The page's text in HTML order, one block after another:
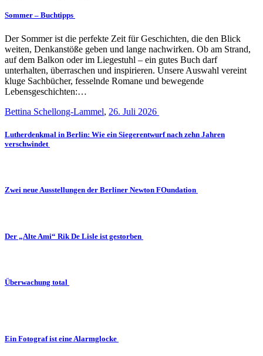
Sommer – Buchtipps
Der Sommer ist die perfekte Zeit für Geschichten, die den Blick
weiten, Denkanstöße geben und lange nachwirken. Ob am Strand,
auf dem Balkon oder im Liegestuhl – ein gutes Buch darf
unterhalten, überraschen und inspirieren. Unsere Auswahl vereint
kluge Sachbücher, fesselnde Romane und bewegende
Lebensgeschichten:…
Bettina Schellong-Lammel, 26. Juli 2026
Lutherdenkmal in Berlin: Wie ein Siegerentwurf nach zehn Jahren
verschwindet
Zwei neue Ausstellungen der Berliner Newton FOundation
Der „Alte Ami“ Rik De Lisle ist gestorben
Überwachung total
Ein Fotograf ist eine Alarmglocke